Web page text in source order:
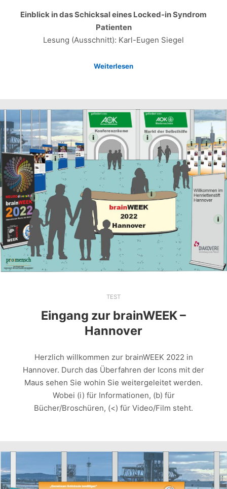
Einblick in das Schicksal eines Locked-in Syndrom
Patienten
Lesung (Ausschnitt): Karl-Eugen Siegel
Weiterlesen
TEST
Eingang zur brainWEEK –
Hannover
Herzlich willkommen zur brainWEEK 2022 in
Hannover. Durch das Überfahren der Icons mit der
Maus sehen Sie wohin Sie weitergeleitet werden.
Wobei (i) für Informationen, (b) für
Bücher/Broschüren, (<) für Video/Film steht.